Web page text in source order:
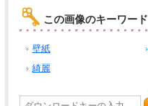
この画像のキーワード
壁紙
綺麗